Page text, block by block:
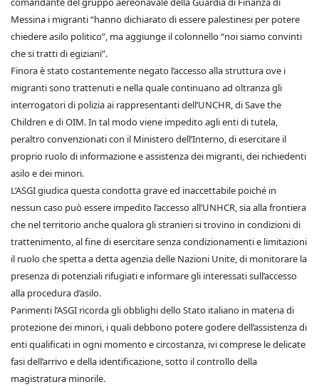
Messina i migranti “hanno dichiarato di essere palestinesi per potere
chiedere asilo politico”, ma aggiunge il colonnello “noi siamo convinti
che si tratti di egiziani”.
Finora è stato costantemente negato l’accesso alla struttura ove i
migranti sono trattenuti e nella quale continuano ad oltranza gli
interrogatori di polizia ai rappresentanti dell’UNCHR, di Save the
Children e di OIM. In tal modo viene impedito agli enti di tutela,
peraltro convenzionati con il Ministero dell’Interno, di esercitare il
proprio ruolo di informazione e assistenza dei migranti, dei richiedenti
asilo e dei minori.
L’ASGI giudica questa condotta grave ed inaccettabile poiché in
nessun caso può essere impedito l’accesso all’UNHCR, sia alla frontiera
che nel territorio anche qualora gli stranieri si trovino in condizioni di
trattenimento, al fine di esercitare senza condizionamenti e limitazioni
il ruolo che spetta a detta agenzia delle Nazioni Unite, di monitorare la
presenza di potenziali rifugiati e informare gli interessati sull’accesso
alla procedura d’asilo.
Parimenti l’ASGI ricorda gli obblighi dello Stato italiano in materia di
protezione dei minori, i quali debbono potere godere dell’assistenza di
enti qualificati in ogni momento e circostanza, ivi comprese le delicate
fasi dell’arrivo e della identificazione, sotto il controllo della
magistratura minorile.